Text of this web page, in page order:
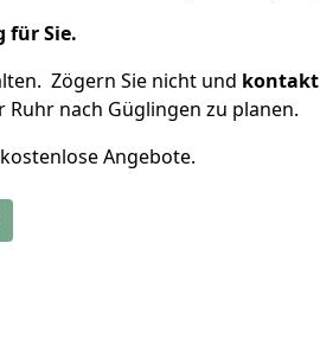
für Sie.
Zögern Sie nicht und
nach Güglingen zu planen.
Angebote.